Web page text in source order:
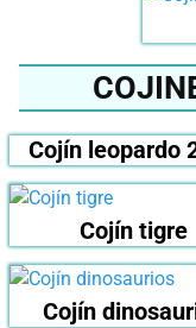
Cojín leopardo
Cojín tigre
Cojín